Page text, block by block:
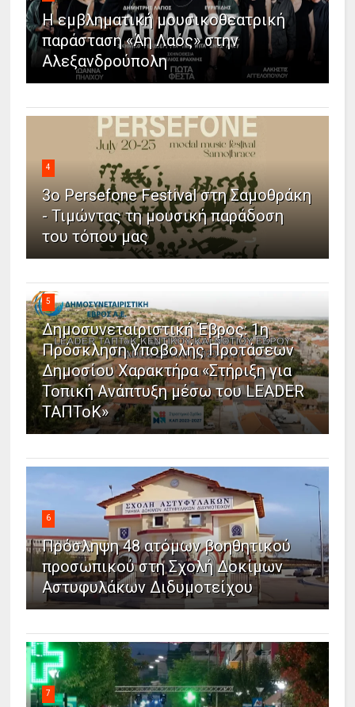
Η εμβληματική μουσικοθεατρική
παράσταση «Άη Λαός» στην
Αλεξανδρούπολη
4
3ο Persefone Festival στη Σαμοθράκη
- Τιμώντας τη μουσική παράδοση
του τόπου μας
5
Δημοσυνεταιριστική Έβρος: 1η
Πρόσκληση Υποβολής Προτάσεων
Δημοσίου Χαρακτήρα «Στήριξη για
Τοπική Ανάπτυξη μέσω του LEADER
ΤΑΠΤοΚ»
6
Πρόσληψη 48 ατόμων βοηθητικού
προσωπικού στη Σχολή Δοκίμων
Αστυφυλάκων Διδυμοτείχου
7